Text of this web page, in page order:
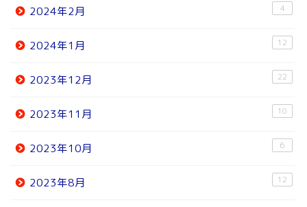
2024年2月 4
2024年1月 12
2023年12月 22
2023年11月 10
2023年10月 6
2023年8月 12